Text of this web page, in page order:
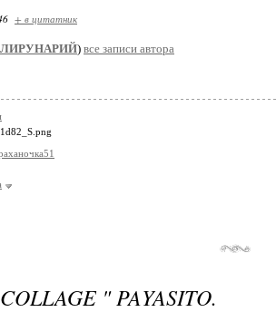
+ в цитатник
ЛИРУНАРИЙ) все записи автора
" PAYASITO.